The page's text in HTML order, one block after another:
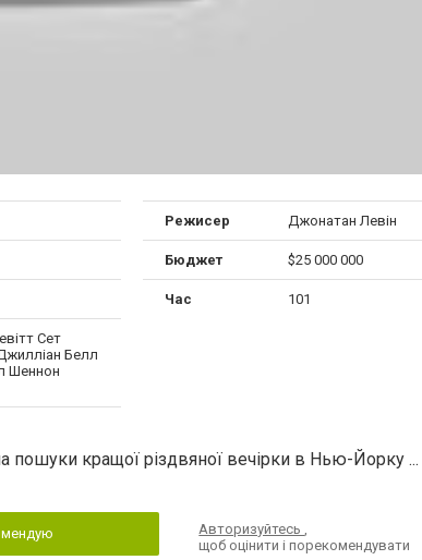
Сет
Белл
Шеннон
Режисер Джонатан Левін
Бюджет $25 000 000
Час 101
пошуки кращої різдвяної вечірки в Нью-Йорку ...
Авторизуйтесь
щоб оцінити і порекомендувати